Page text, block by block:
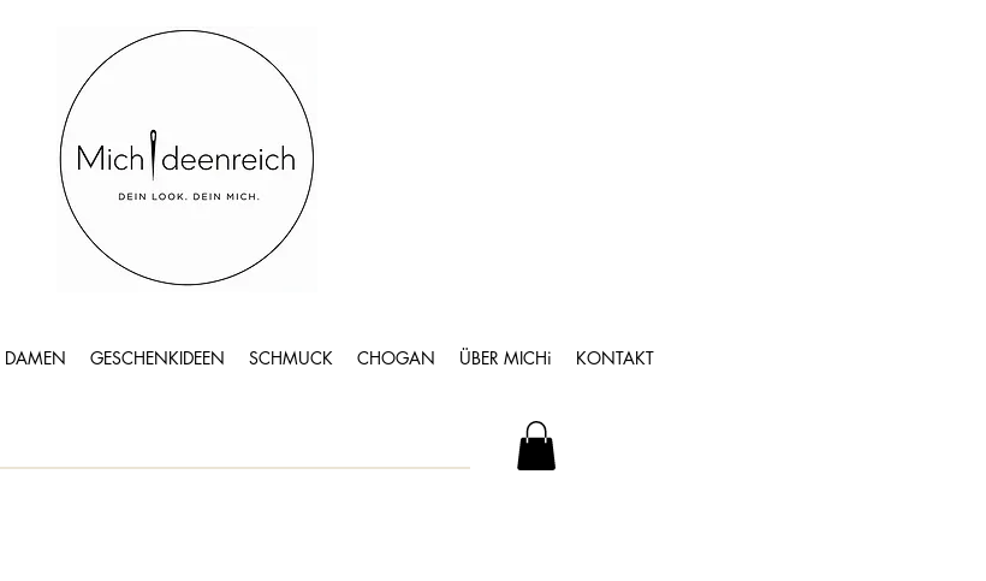
DAMEN GESCHENKIDEEN SCHMUCK CHOGAN ÜBER MICHi KONTAKT